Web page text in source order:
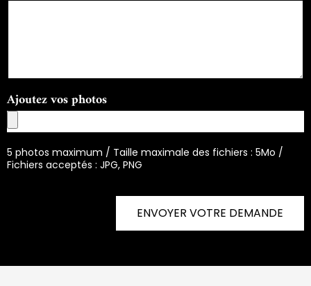
Ajoutez vos photos
5 photos maximum / Taille maximale des fichiers : 5Mo /
Fichiers acceptés : JPG, PNG
ENVOYER VOTRE DEMANDE